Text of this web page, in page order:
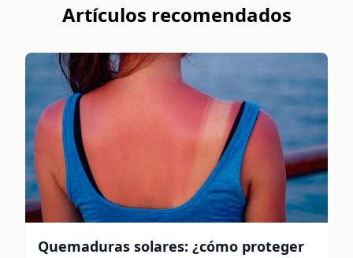
Artículos recomendados
Quemaduras solares: ¿cómo proteger